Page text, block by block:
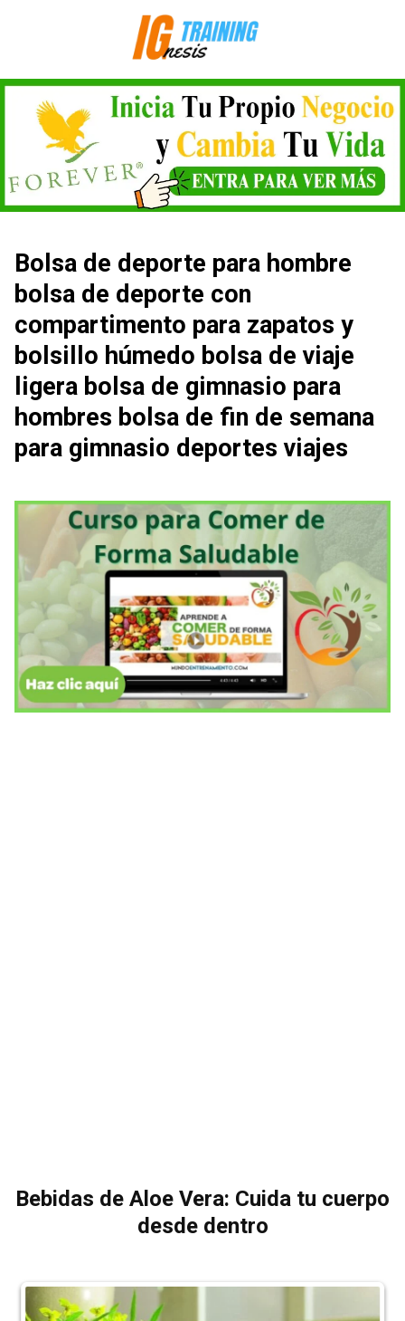
Bolsa de deporte para hombre
bolsa de deporte con
compartimento para zapatos y
bolsillo húmedo bolsa de viaje
ligera bolsa de gimnasio para
hombres bolsa de fin de semana
para gimnasio deportes viajes
Bebidas de Aloe Vera: Cuida tu cuerpo
desde dentro